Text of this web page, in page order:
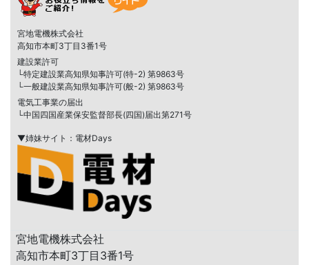
宮地電機株式会社
高知市本町3丁目3番1号
建設業許可
└特定建設業高知県知事許可(特-2) 第9863号
└一般建設業高知県知事許可(般-2) 第9863号
電気工事業の届出
└中国四国産業保安監督部長(四国)届出第271号
▼姉妹サイト：電材Days
宮地電機株式会社
高知市本町3丁目3番1号